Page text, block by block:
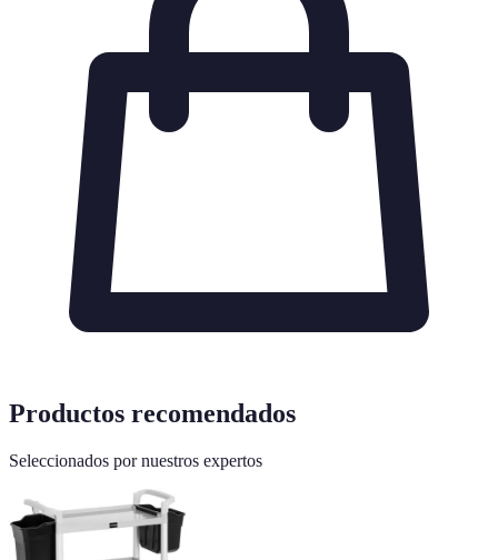
Productos recomendados
Seleccionados por nuestros expertos